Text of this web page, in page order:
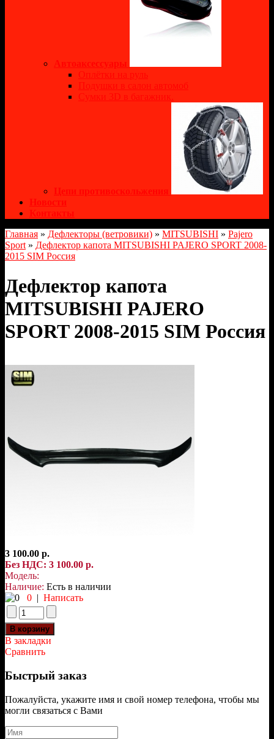
Автоаксессуары
Оплётки на руль
Подушки в салон автомоб
Сумки 3D в багажник.
Цепи противоскольжения
Новости
Контакты
Главная » Дефлекторы (ветровики) » MITSUBISHI » Pajero
Sport » Дефлектор капота MITSUBISHI PAJERO SPORT 2008-
2015 SIM Россия
Дефлектор капота
MITSUBISHI PAJERO
SPORT 2008-2015 SIM Россия
3 100.00 р.
Без НДС: 3 100.00 р.
Модель:
Наличие: Есть в наличии
0 | Написать
В закладки
Сравнить
Быстрый заказ
Пожалуйста, укажите имя и свой номер телефона, чтобы мы
могли связаться с Вами